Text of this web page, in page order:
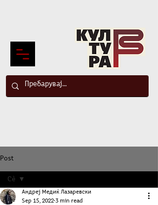
Post
Сè
Сè
Андреј Медиќ Лазаревски
Sep 15, 2022 3 min read